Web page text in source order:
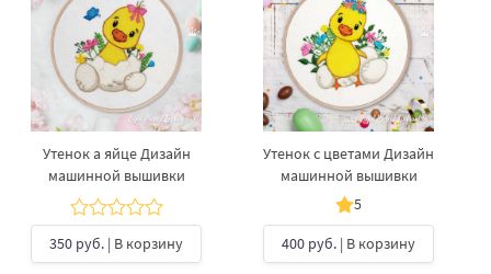
Утенок а яйце Дизайн
машинной вышивки
350 руб. | В корзину
Утенок с цветами Дизайн
машинной вышивки
5
400 руб. | В корзину